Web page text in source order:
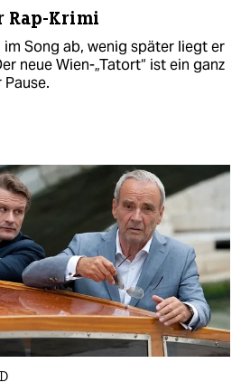
Rap-Krimi
Song ab, wenig später liegt er
neue Wien-„Tatort“ ist ein ganz